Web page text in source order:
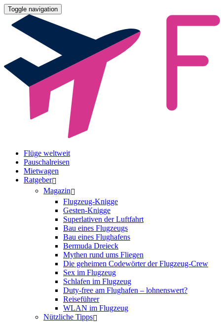
Toggle navigation
Flüge weltweit
Pauschalreisen
Mietwagen
Ratgeber
Magazin
Flugzeug-Knigge
Gesten-Knigge
Superlativen der Luftfahrt
Bau eines Flugzeugs
Bau eines Flughafens
Bermuda Dreieck
Mythen rund ums Fliegen
Die geheimen Codewörter der Flugzeug-Crew
Sex im Flugzeug
Schlafen im Flugzeug
Duty-free am Flughafen – lohnenswert?
Reiseführer
WLAN im Flugzeug
Nützliche Tipps